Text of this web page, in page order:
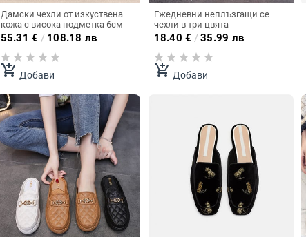
Дамски чехли от изкуствена
кожа с висока подметка 6см
55.31 € / 108.18 лв
add_shopping_cart Добави
Ежедневни неплъзгащи се
чехли в три цвята
18.40 € /35.99 лв
add_shopping_cart Добави